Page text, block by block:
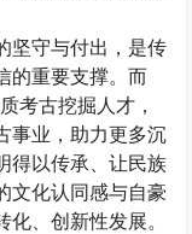
坚守与付出，是传
的重要支撑。而
考古挖掘人才，
事业，助力更多沉
得以传承、让民族
文化认同感与自豪
、创新性发展。